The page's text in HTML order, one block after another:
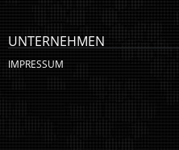
UNTERNEHMEN
IMPRESSUM